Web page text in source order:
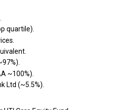
quartile).
~100%).
Ltd (~5.5%).